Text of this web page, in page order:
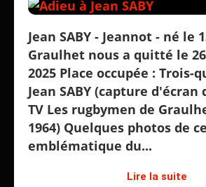
Jean SABY - Jeannot - né le
Graulhet nous a quitté le
2025 Place occupée : Trois-
Jean SABY (capture
TV Les rugbymen de
1964) Quelques photos de
emblématique du...
Lire la suite